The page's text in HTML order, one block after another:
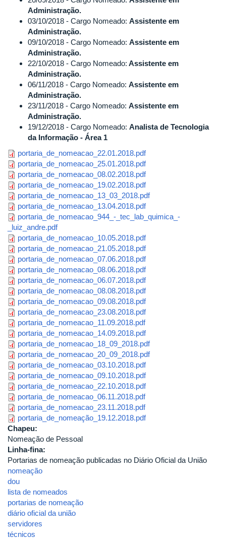
Administração.
03/10/2018 - Cargo Nomeado: Assistente em
Administração.
09/10/2018 - Cargo Nomeado: Assistente em
Administração.
22/10/2018 - Cargo Nomeado: Assistente em
Administração.
06/11/2018 - Cargo Nomeado: Assistente em
Administração.
23/11/2018 - Cargo Nomeado: Assistente em
Administração.
19/12/2018 - Cargo Nomeado: Analista de Tecnologia
da Informação - Área 1
portaria_de_nomeacao_22.01.2018.pdf
portaria_de_nomeacao_25.01.2018.pdf
portaria_de_nomeacao_08.02.2018.pdf
portaria_de_nomeacao_19.02.2018.pdf
portaria_de_nomeacao_13_03_2018.pdf
portaria_de_nomeacao_13.04.2018.pdf
portaria_de_nomeacao_944_-_tec_lab_quimica_-
_luiz_andre.pdf
portaria_de_nomeacao_10.05.2018.pdf
portaria_de_nomeacao_21.05.2018.pdf
portaria_de_nomeacao_07.06.2018.pdf
portaria_de_nomeacao_08.06.2018.pdf
portaria_de_nomeacao_06.07.2018.pdf
portaria_de_nomeacao_08.08.2018.pdf
portaria_de_nomeacao_09.08.2018.pdf
portaria_de_nomeacao_23.08.2018.pdf
portaria_de_nomeacao_11.09.2018.pdf
portaria_de_nomeacao_14.09.2018.pdf
portaria_de_nomeacao_18_09_2018.pdf
portaria_de_nomeacao_20_09_2018.pdf
portaria_de_nomeacao_03.10.2018.pdf
portaria_de_nomeacao_09.10.2018.pdf
portaria_de_nomeacao_22.10.2018.pdf
portaria_de_nomeacao_06.11.2018.pdf
portaria_de_nomeacao_23.11.2018.pdf
portaria_de_nomeação_19.12.2018.pdf
Chapeu:
Nomeação de Pessoal
Linha-fina:
Portarias de nomeação publicadas no Diário Oficial da União
nomeação
dou
lista de nomeados
portarias de nomeação
diário oficial da união
servidores
técnicos